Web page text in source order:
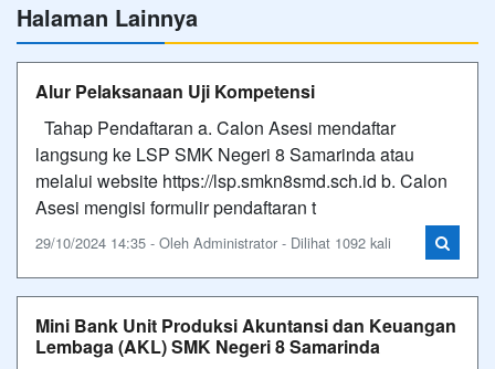
Halaman Lainnya
Alur Pelaksanaan Uji Kompetensi
Tahap Pendaftaran a. Calon Asesi mendaftar
langsung ke LSP SMK Negeri 8 Samarinda atau
melalui website https://lsp.smkn8smd.sch.id b. Calon
Asesi mengisi formulir pendaftaran t
29/10/2024 14:35 - Oleh Administrator - Dilihat 1092 kali
Mini Bank Unit Produksi Akuntansi dan Keuangan
Lembaga (AKL) SMK Negeri 8 Samarinda